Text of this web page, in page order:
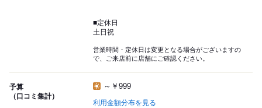
■定休日
土日祝
営業時間・定休日は変更となる場合がございますの
で、ご来店前に店舗にご確認ください。
予算
（口コミ集計）
～￥999
利用金額分布を見る